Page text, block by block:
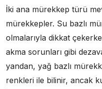
İki ana mürekkep türü
mürekkepler. Su bazlı
olmalarıyla dikkat
akma sorunları gibi
yandan, yağ bazlı
renkleri ile bilinir, ancak